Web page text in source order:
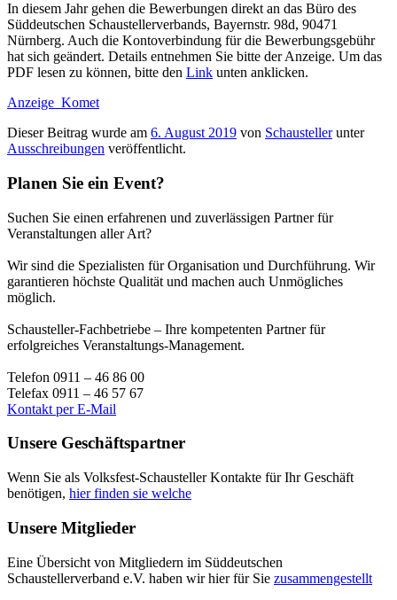
In diesem Jahr gehen die Bewerbungen direkt an das Büro des
Süddeutschen Schaustellerverbands, Bayernstr. 98d, 90471
Nürnberg. Auch die Kontoverbindung für die Bewerbungsgebühr
hat sich geändert. Details entnehmen Sie bitte der Anzeige. Um das
PDF lesen zu können, bitte den Link unten anklicken.
Anzeige_Komet
Dieser Beitrag wurde am 6. August 2019 von Schaustellerunter
Ausschreibungen veröffentlicht.
Planen Sie ein Event?
Suchen Sie einen erfahrenen und zuverlässigen Partner für
Veranstaltungen aller Art?
Wir sind die Spezialisten für Organisation und Durchführung. Wir
garantieren höchste Qualität und machen auch Unmögliches
möglich.
Schausteller-Fachbetriebe – Ihre kompetenten Partner für
erfolgreiches Veranstaltungs-Management.
Telefon 0911 – 46 86 00
Telefax 0911 – 46 57 67
Kontakt per E-Mail
Unsere Geschäftspartner
Wenn Sie als Volksfest-Schausteller Kontakte für Ihr Geschäft
benötigen, hier finden sie welche
Unsere Mitglieder
Eine Übersicht von Mitgliedern im Süddeutschen
Schaustellerverband e.V. haben wir hier für Sie zusammengestellt